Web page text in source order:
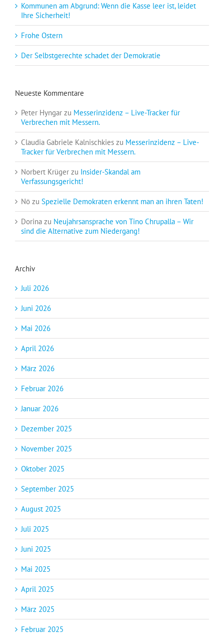
Kommunen am Abgrund: Wenn die Kasse leer ist, leidet
Ihre Sicherheit!
Frohe Ostern
Der Selbstgerechte schadet der Demokratie
Neueste Kommentare
Peter Hyngar zu Messerinzidenz – Live-Tracker für
Verbrechen mit Messern.
Claudia Gabriele Kalnischkies zu Messerinzidenz – Live-
Tracker für Verbrechen mit Messern.
Norbert Krüger zu Insider-Skandal am
Verfassungsgericht!
Nö zu Spezielle Demokraten erkennt man an ihren Taten!
Dorina zu Neujahrsansprache von Tino Chrupalla – Wir
sind die Alternative zum Niedergang!
Archiv
Juli 2026
Juni 2026
Mai 2026
April 2026
März 2026
Februar 2026
Januar 2026
Dezember 2025
November 2025
Oktober 2025
September 2025
August 2025
Juli 2025
Juni 2025
Mai 2025
April 2025
März 2025
Februar 2025